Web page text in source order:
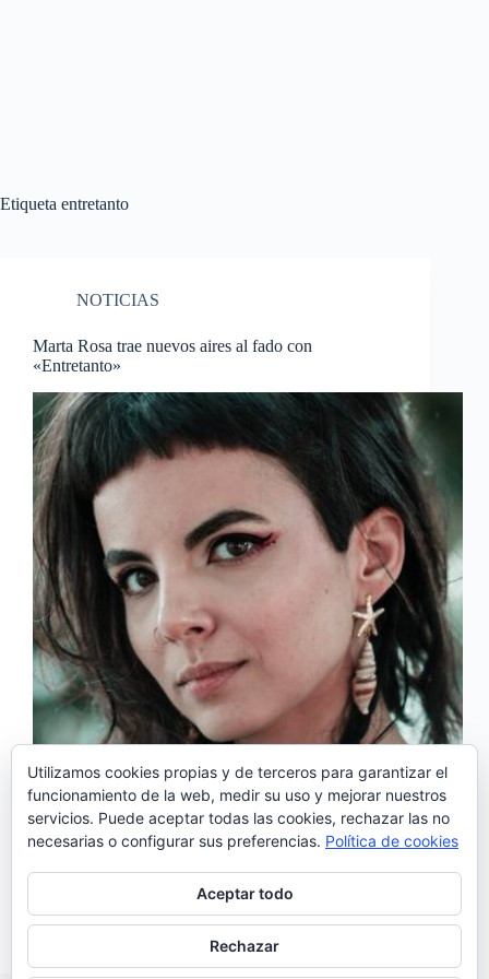
Etiqueta entretanto
NOTICIAS
Marta Rosa trae nuevos aires al fado con
«Entretanto»
«Entretanto» es el primer trabajo de la fadista Marta
Rosa, un epé breve pero que en tan solo tres temas,
dos de ellos de su autoría, la joven artista portuguesa
nos deja una muestra clara de su talento natural
para…
Noemí Sánchez
09/10/2020
Utilizamos cookies propias y de terceros para garantizar el
funcionamiento de la web, medir su uso y mejorar nuestros
servicios. Puede aceptar todas las cookies, rechazar las no
necesarias o configurar sus preferencias. Política de cookies
Aceptar todo
Rechazar